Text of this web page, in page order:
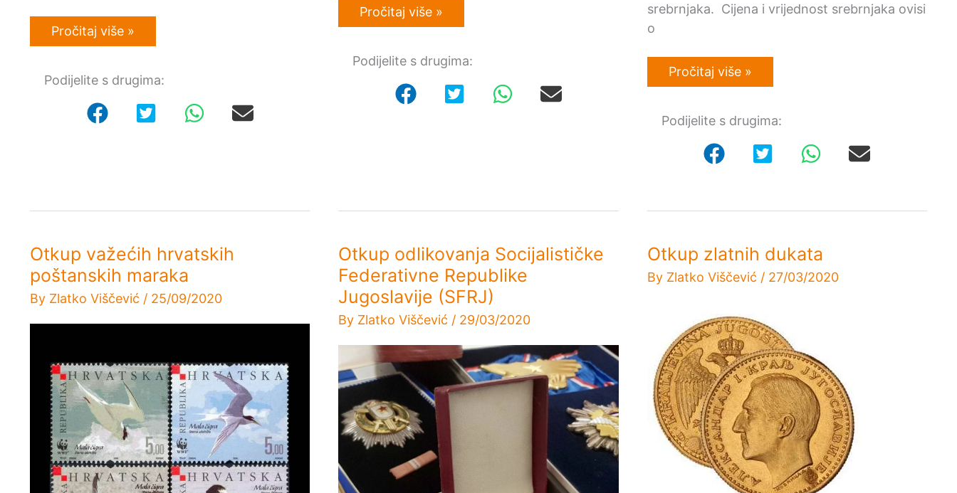
Australski
dolar
–
Pročitaj više »
Podijelite s drugima:
Jugoslavenska
medalja
Pročitaj više »
Podijelite s drugima:
srebrnjaka. Cijena i vrijednost srebrnjaka ovisi
o
Otkup
srebrnjaka:
dinara
Pročitaj više »
Podijelite s drugima:
Otkup važećih hrvatskih
poštanskih maraka
By Zlatko Viščević / 25/09/2020
Otkup odlikovanja Socijalističke
Federativne Republike
Jugoslavije (SFRJ)
By Zlatko Viščević / 29/03/2020
Otkup zlatnih dukata
By Zlatko Viščević / 27/03/2020